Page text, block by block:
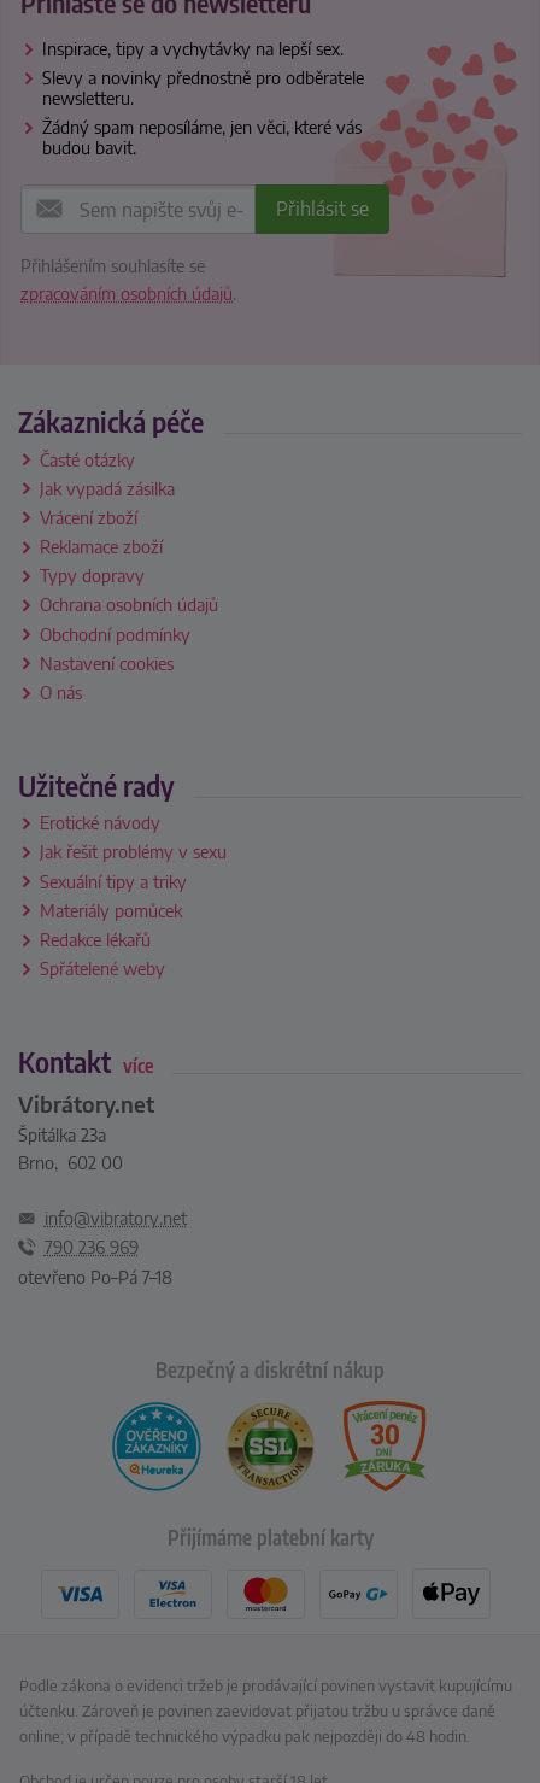
Inspirace, tipy a vychytávky na lepší sex.
Slevy a novinky přednostně pro odběratele
newsletteru.
Žádný spam neposíláme, jen věci, které vás
budou bavit.
Přihlášením souhlasíte se
zpracováním osobních údajů.
Zákaznická péče
Časté otázky
Jak vypadá zásilka
Vrácení zboží
Reklamace zboží
Typy dopravy
Ochrana osobních údajů
Obchodní podmínky
Nastavení cookies
O nás
Užitečné rady
Erotické návody
Jak řešit problémy v sexu
Sexuální tipy a triky
Materiály pomůcek
Redakce lékařů
Spřátelené weby
Kontakt více
Vibrátory.net
Špitálka 23a
Brno, 602 00
info@vibratory.net
790 236 969
otevřeno Po–Pá 7–18
Bezpečný a diskrétní nákup
Přijímáme platební karty
Podle zákona o evidenci tržeb je prodávající povinen vystavit kupujícímu
účtenku. Zároveň je povinen zaevidovat přijatou tržbu u správce daně
online; v případě technického výpadku pak nejpozději do 48 hodin.